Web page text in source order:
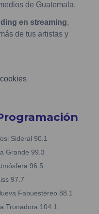
de Guatemala.
en streaming,
de tus artistas y
Sideral 90.1
Grande 99.3
96.5
97.7
Fabuestéreo 88.1
Tronadora 104.1